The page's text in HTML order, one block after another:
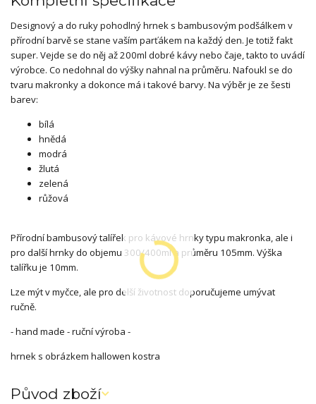
Designový a do ruky pohodlný hrnek s bambusovým podšálkem v
přírodní barvě se stane vaším parťákem na každý den. Je totiž fakt
super. Vejde se do něj až 200ml dobré kávy nebo čaje, takto to uvádí
výrobce. Co nedohnal do výšky nahnal na průměru. Nafoukl se do
tvaru makronky a dokonce má i takové barvy. Na výběr je ze šesti
barev:
bílá
hnědá
modrá
žlutá
zelená
růžová
Přírodní bambusový talířek pro kávové hrnky typu makronka, ale i
pro další hrnky do objemu 300/400ml a průměru 105mm. Výška
talířku je 10mm.
Lze mýt v myčce, ale pro delší životnost doporučujeme umývat
ručně.
- hand made - ruční výroba -
hrnek s obrázkem hallowen kostra
Původ zboží